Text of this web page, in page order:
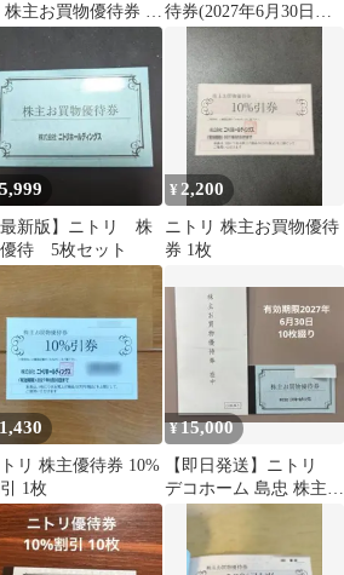
株主お買物優待券 15
待券(2027年6月30日ま
で)
5,999
最新版】ニトリ 株
待 5枚セット
¥ 2,200
ニトリ 株主お買物優待
券 1枚
1,430
リ 株主優待券 10%
1枚
¥15,000
【即日発送】ニトリ
デコホーム 島忠 株主優
待券 10枚 2026.06.30